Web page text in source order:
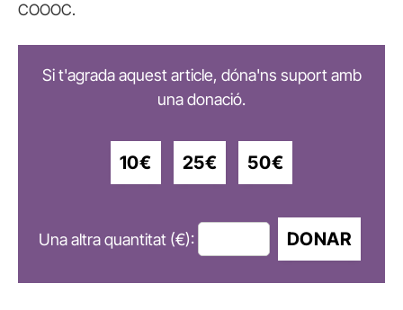
COOOC.
Si t'agrada aquest article, dóna'ns suport amb
una donació.
10€ 25€ 50€
Una altra quantitat (€): DONAR